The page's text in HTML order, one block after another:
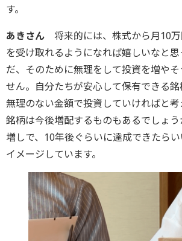
す。
あきさん 将来的には、株式から月10
を受け取れるようになれば嬉しいなと思
だ、そのために無理をして投資を増や
せん。自分たちが安心して保有できる
無理のない金額で投資していければと考
銘柄は今後増配するものもあるでしょ
増しで、10年後ぐらいに達成できたら
イメージしています。